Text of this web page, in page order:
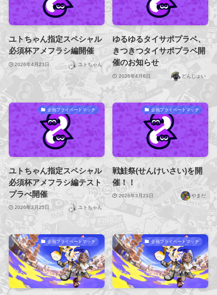
ユトちゃん指定スペシャル
必須杯アメフラシ編開催
2026年4月23日 ユトちゃん
ゆるゆるタイサポプラベ、
きつきつタイサポプラベ開
催のお知らせ
2026年4月6日 どんじょい
企画プライベートマッチ
ユトちゃん指定スペシャル
必須杯アメフラシ編テスト
プラべ開催
2026年3月25日 ユトちゃん
企画プライベートマッチ
戦鮭祭(せんけいさい)を開
催！！
2026年3月23日 やまだ
企画プライベートマッチ 企画プライベートマッチ